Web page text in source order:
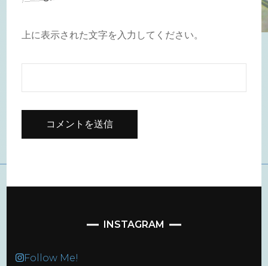
上に表示された文字を入力してください。
INSTAGRAM
Follow Me!